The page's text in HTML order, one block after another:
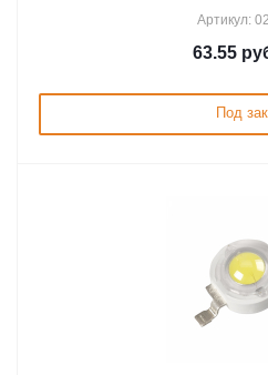
Артикул:
63.55
Под